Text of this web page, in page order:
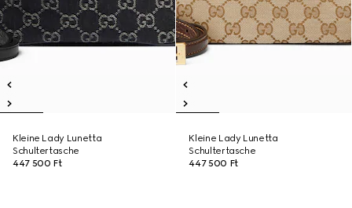
Kleine Lady Lunetta
Schultertasche
447 500 Ft
Kleine Lady Lunetta
Schultertasche
447 500 Ft